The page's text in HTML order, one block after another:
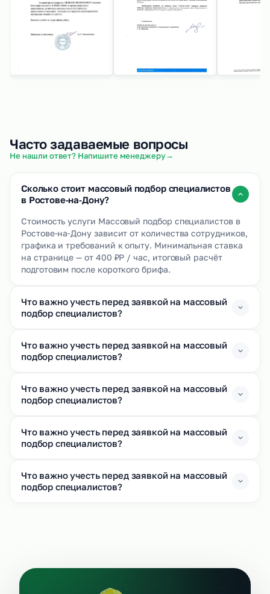
Часто задаваемые вопросы
Не нашли ответ? Напишите менеджеру→
Сколько стоит массовый подбор специалистов
в Ростове‑на‑Дону?
Стоимость услуги Массовый подбор специалистов в
Ростове‑на‑Дону зависит от количества сотрудников,
графика и требований к опыту. Минимальная ставка
на странице — от 400 ₽Р / час, итоговый расчёт
подготовим после короткого брифа.
Что важно учесть перед заявкой на массовый
подбор специалистов?
Что важно учесть перед заявкой на массовый
подбор специалистов?
Что важно учесть перед заявкой на массовый
подбор специалистов?
Что важно учесть перед заявкой на массовый
подбор специалистов?
Что важно учесть перед заявкой на массовый
подбор специалистов?